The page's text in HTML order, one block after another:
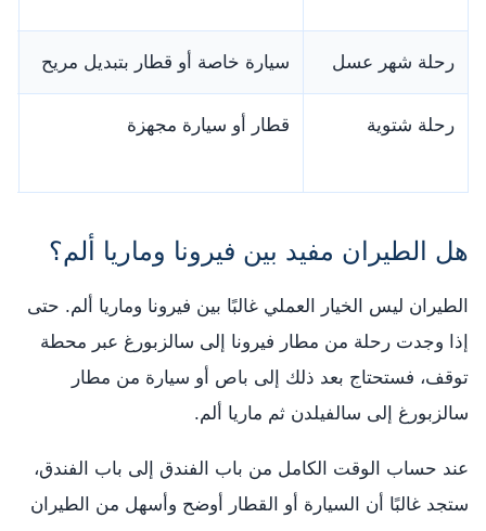
رحلة شهر عسل سيارة خاصة أو قطار بتبديل مريح
رحلة شتوية قطار أو سيارة مجهزة
هل الطيران مفيد بين فيرونا وماريا ألم؟
الطيران ليس الخيار العملي غالبًا بين فيرونا وماريا ألم. حتى
إذا وجدت رحلة من مطار فيرونا إلى سالزبورغ عبر محطة
توقف، فستحتاج بعد ذلك إلى باص أو سيارة من مطار
سالزبورغ إلى سالفيلدن ثم ماريا ألم.
عند حساب الوقت الكامل من باب الفندق إلى باب الفندق،
ستجد غالبًا أن السيارة أو القطار أوضح وأسهل من الطيران